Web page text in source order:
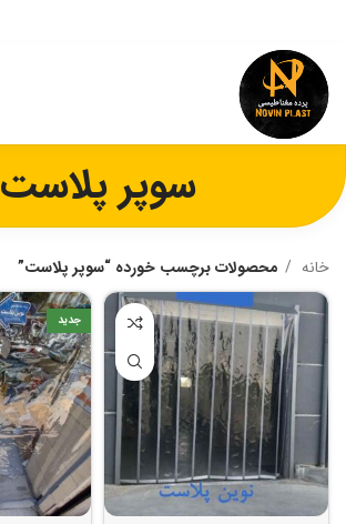
سوپر پلاست
خانه محصولات برچسب خورده “سوپر پلاست”
جدید